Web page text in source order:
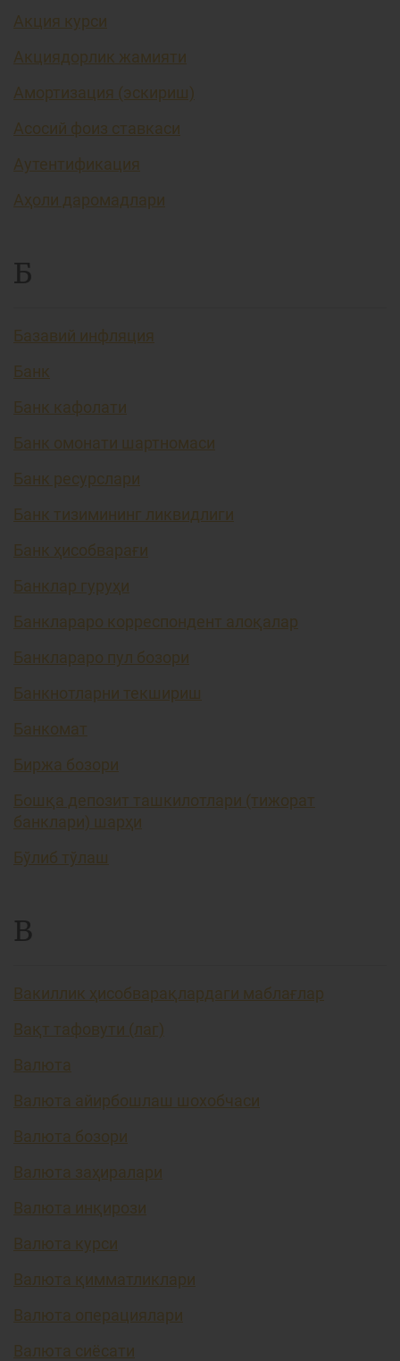
Акция курси
Акциядорлик жамияти
Амортизация (эскириш)
Асосий фоиз ставкаси
Аутентификация
Аҳоли даромадлари
Б
Базавий инфляция
Банк
Банк кафолати
Банк омонати шартномаси
Банк ресурслари
Банк тизимининг ликвидлиги
Банк ҳисобварағи
Банклар гуруҳи
Банклараро корреспондент алоқалар
Банклараро пул бозори
Банкнотларни текшириш
Банкомат
Биржа бозори
Бошқа депозит ташкилотлари (тижорат
банклари) шарҳи
Бўлиб тўлаш
В
Вакиллик ҳисобварақлардаги маблағлар
Вақт тафовути (лаг)
Валюта
Валюта айирбошлаш шохобчаси
Валюта бозори
Валюта заҳиралари
Валюта инқирози
Валюта курси
Валюта қимматликлари
Валюта операциялари
Валюта сиёсати